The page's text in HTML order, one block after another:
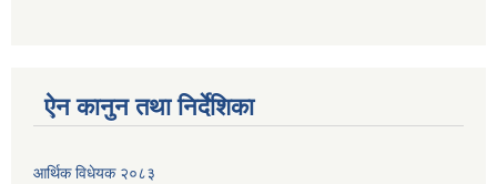
ऐन कानुन तथा निर्देशिका
आर्थिक विधेयक २०८३